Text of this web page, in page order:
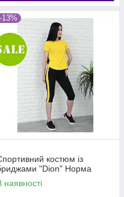
костюм із
"Dion" Норма
наявності